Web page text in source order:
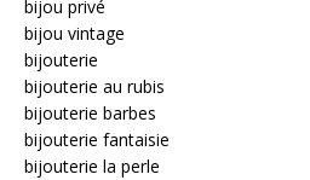
bijou privé
bijou vintage
bijouterie
bijouterie au rubis
bijouterie barbes
bijouterie fantaisie
bijouterie la perle